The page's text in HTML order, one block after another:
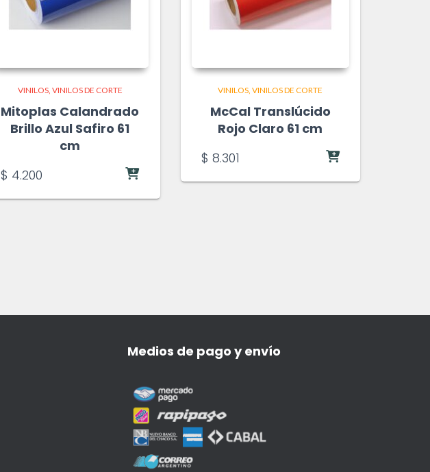
VINILOS VINILOS DE CORTE
Mitoplas Calandrado
Brillo Azul Safiro 61
cm
$ 4.200
VINILOS VINILOS DE CORTE
McCal Translúcido
Rojo Claro 61 cm
$ 8.301
Medios de pago y envío